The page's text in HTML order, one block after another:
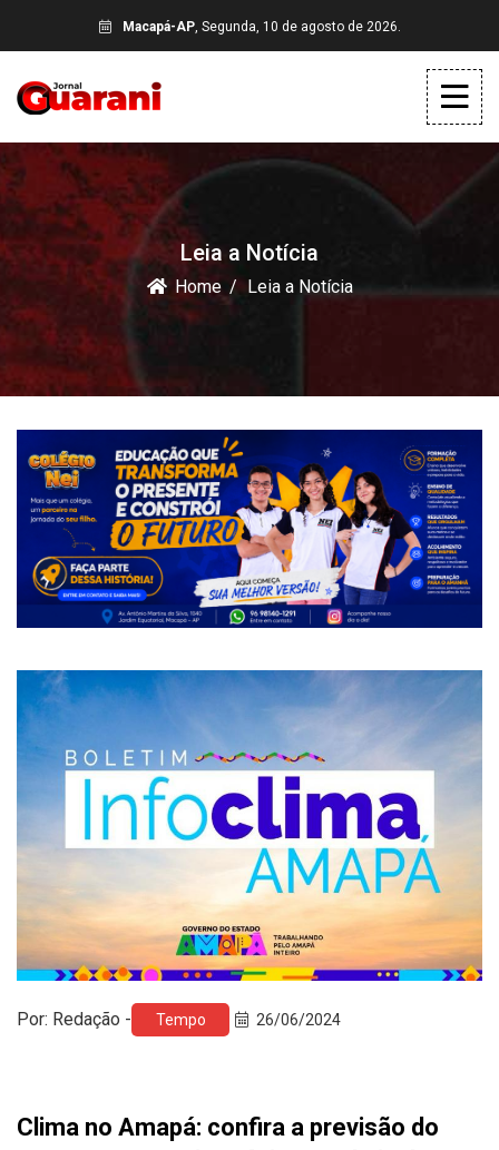
Macapá-AP, Segunda, 10 de agosto de 2026.
Leia a Notícia
Home Leia a Notícia
Por: Redação - Tempo 26/06/2024
Clima no Amapá: confira a previsão do